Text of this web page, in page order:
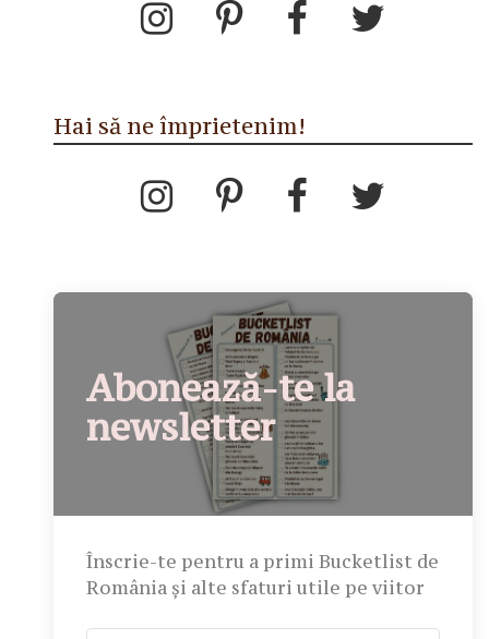
Hai să ne împrietenim!
Abonează-te la
newsletter
Înscrie-te pentru a primi Bucketlist de
România și alte sfaturi utile pe viitor